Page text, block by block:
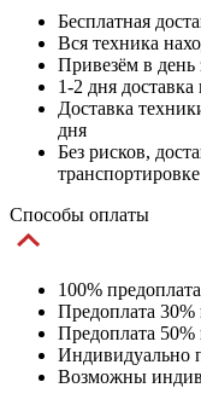
Бесплатная
Вся техника
Привезём в день
1-2 дня
Доставка
дня
Без рисков,
Способы оплаты
100% предоплата
Предоплата
Предоплата
Индивидуально
Возможны